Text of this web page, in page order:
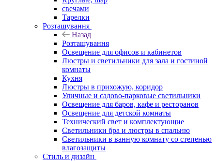
свечами
Тарелки
Розташування
Назад
Розташування
Освещение для офисов и кабинетов
Люстры и светильники для зала и гостиной
комнаты
Кухня
Люстры в прихожую, коридор
Уличные и садово-парковые светильники
Освещение для баров, кафе и ресторанов
Освещение для детской комнаты
Технический свет и комплектующие
Светильники бра и люстры в спальню
Светильники в ванную комнату со степенью
влагозащиты
Стиль и дизайн